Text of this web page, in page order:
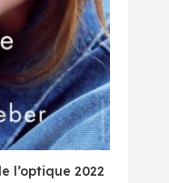
l’optique 2022